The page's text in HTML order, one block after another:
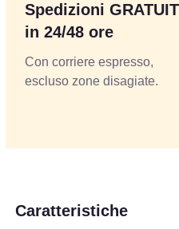
Spedizioni
in 24/48 ore
Con corriere espresso,
escluso zone disagiate.
Caratteristiche